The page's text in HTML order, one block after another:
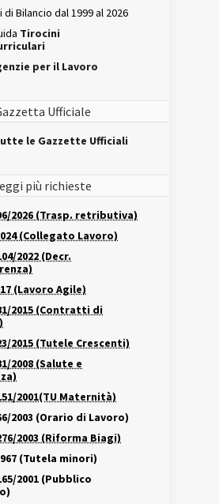
di Bilancio dal 1999 al 2026
Tirocini
per il Lavoro
Ufficiale
le Gazzette Ufficiali
più richieste
2026 (Trasp. retributiva)
(Collegato Lavoro)
2022 (Decr.
(Lavoro Agile)
2015 (Contratti di
2015 (Tutele Crescenti)
2008 (Salute e
2001(TU Maternità)
2003 (Orario di Lavoro)
2003 (Riforma Biagi)
(Tutela minori)
2001 (Pubblico